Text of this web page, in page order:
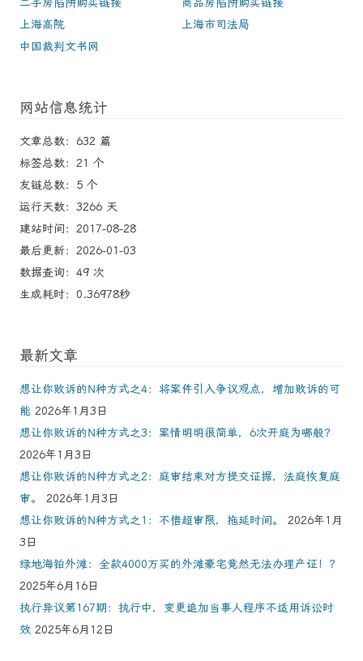
上海高院
上海市司法局
中国裁判文书网
网站信息统计
文章总数：632 篇
标签总数：21 个
友链总数：5 个
运行天数：3266 天
建站时间：2017-08-28
最后更新：2026-01-03
数据查询：49 次
生成耗时：0.36978秒
最新文章
想让你败诉的N种方式之4：将案件引入争议观点，增加败诉的可
能 2026年1月3日
想让你败诉的N种方式之3：案情明明很简单，6次开庭为哪般？
2026年1月3日
想让你败诉的N种方式之2：庭审结束对方提交证据，法庭恢复庭
审。
2026年1月3日
想让你败诉的N种方式之1：不惜超审限，拖延时间。
2026年1月
3日
绿地海铂外滩：全款4000万买的外滩豪宅竟然无法办理产证！？
2025年6月16日
执行异议第167期：执行中，变更追加当事人程序不适用诉讼时
效 2025年6月12日